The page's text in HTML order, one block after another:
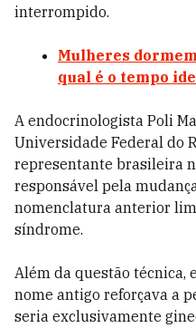
interrompido.
Mulheres
qual é o tempo
A endocrinologista Poli
Universidade Federal do
representante brasileira
responsável pela
nomenclatura anterior
síndrome.
Além da questão técnica,
nome antigo reforçava a
seria exclusivamente